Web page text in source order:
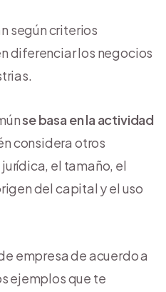
según criterios
diferenciar los negocios
se basa en la actividad
considera otros
el tamaño, el
del capital y el uso
empresa de acuerdo a
ejemplos que te